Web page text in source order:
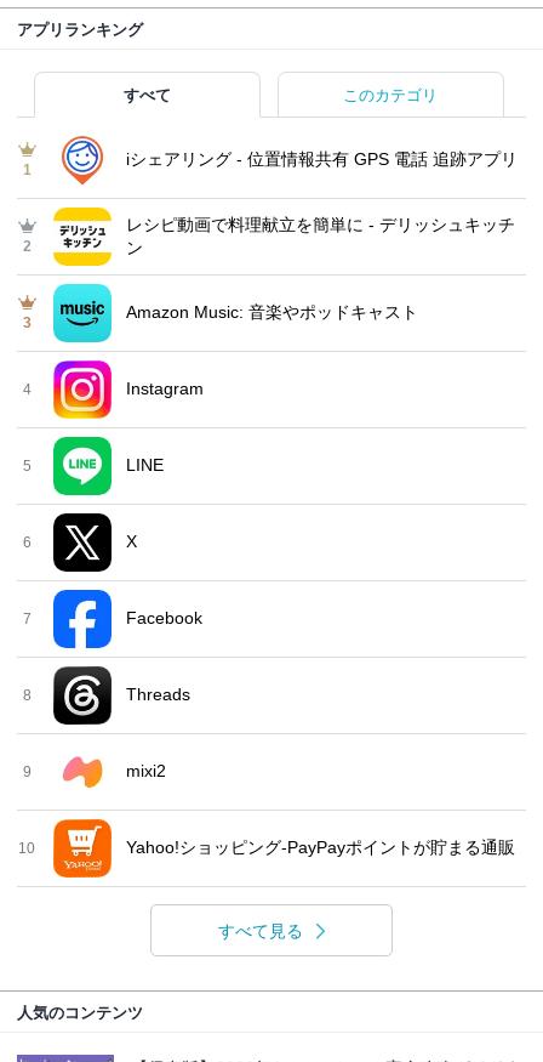
アプリランキング
すべて このカテゴリ
1
iシェアリング - 位置情報共有 GPS 電話 追跡アプリ
2
レシピ動画で料理献立を簡単‪に - デリッシュキッチ
ン
3
Amazon Music: 音楽やポッドキャスト
4 Instagram
5 LINE
6 X
7 Facebook
8 Threads
9 mixi2
10 Yahoo!ショッピング-PayPayポイントが貯まる通販
すべて見る
人気のコンテンツ